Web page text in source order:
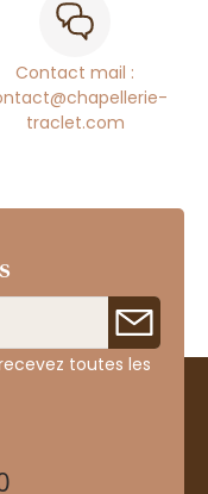
Contact mail :
traclet.com
toutes les